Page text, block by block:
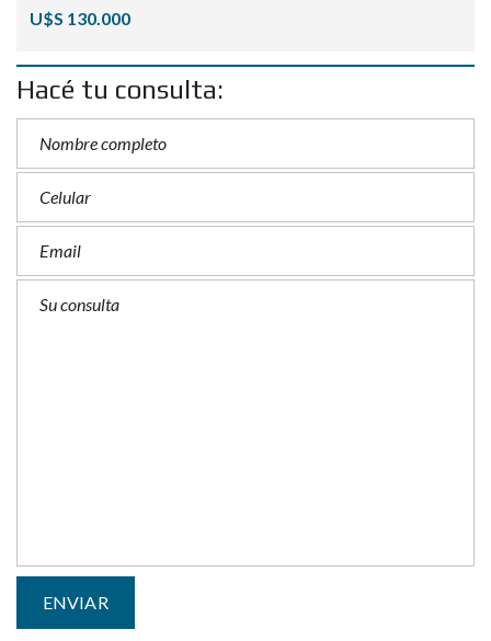
U$S 130.000
Hacé tu consulta: